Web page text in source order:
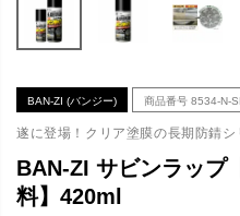
BAN-ZI (バンジー) 商品番号 8534-N-
遂に登場！クリア塗膜の長期防錆
BAN-ZI サビンラップ
料】420ml